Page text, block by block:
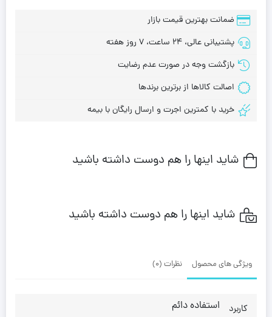
ضمانت بهترین قیمت بازار
پشتیبانی عالی، 24 ساعت، 7 روز هفته
بازگشت وجه در صورت عدم رضایت
اصالت کالاها از برترین برندها
خرید با کمترین اجرت و ارسال رایگان با بیمه
شاید اینها را هم دوست داشته باشید
شاید اینها را هم دوست داشته باشید
ویژگی های محصول نظرات (0)
کاربرد استفاده دائم